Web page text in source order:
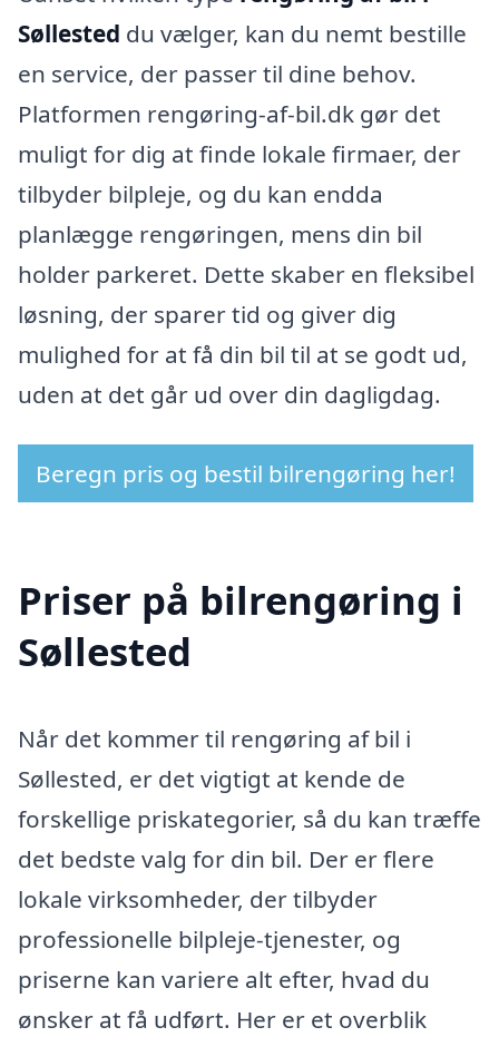
Søllested du vælger, kan du nemt bestille
en service, der passer til dine behov.
Platformen rengøring-af-bil.dk gør det
muligt for dig at finde lokale firmaer, der
tilbyder bilpleje, og du kan endda
planlægge rengøringen, mens din bil
holder parkeret. Dette skaber en fleksibel
løsning, der sparer tid og giver dig
mulighed for at få din bil til at se godt ud,
uden at det går ud over din dagligdag.
Beregn pris og bestil bilrengøring her!
Priser på bilrengøring i
Søllested
Når det kommer til rengøring af bil i
Søllested, er det vigtigt at kende de
forskellige priskategorier, så du kan træffe
det bedste valg for din bil. Der er flere
lokale virksomheder, der tilbyder
professionelle bilpleje-tjenester, og
priserne kan variere alt efter, hvad du
ønsker at få udført. Her er et overblik